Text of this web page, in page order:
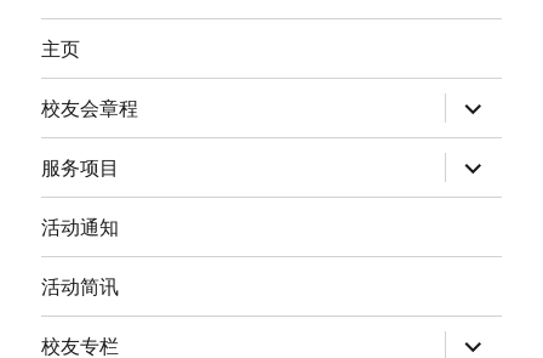
主页
校友会章程
expand
child
menu
服务项目
expand
child
menu
活动通知
活动简讯
校友专栏
expand